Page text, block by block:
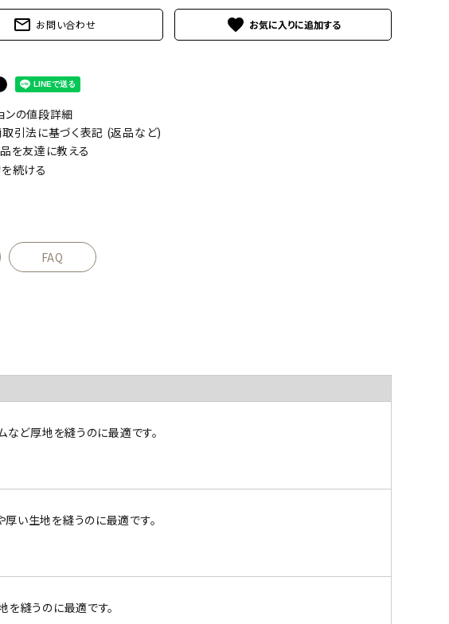
mail_outline お問い合わせ favorite
ンの値段詳細
引法に基づく表記 (返品など)
を友達に教える
続ける
FAQ
など厚地を縫うのに最適です。
い生地を縫うのに最適です。
を縫うのに最適です。